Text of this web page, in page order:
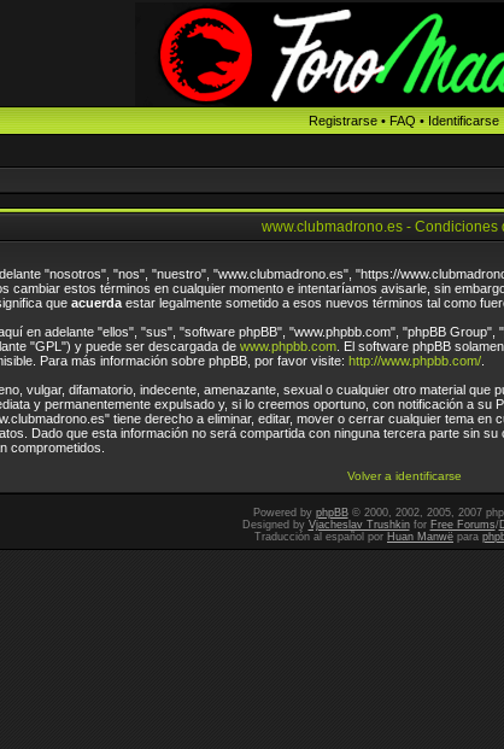
Registrarse•FAQ•Identificarse
www.clubmadrono.es - Condiciones
"nosotros", "nos", "nuestro", "www.clubmadrono.es", "https://
cambiar estos términos en cualquier momento e intentaríamos avisarle, sin
que acuerdaestar legalmente sometido a esos nuevos términos tal como
en adelante "ellos", "sus", "software phpBB", "www.phpbb.com", "phpBB
"GPL") y puede ser descargada de www.phpbb.com. El software phpBB
Para más información sobre phpBB, por favor visite: http://www.phpbb.com/.
vulgar, difamatorio, indecente, amenazante, sexual o cualquier otro material
y permanentemente expulsado y, si lo creemos oportuno, con notificación a
tiene derecho a eliminar, editar, mover o cerrar cualquier tema en
Dado que esta información no será compartida con ninguna tercera parte sin
comprometidos.
Volver a identificarse
Powered by phpBB© 2000, 2002, 2005, 2007
Designed by Vjacheslav Trushkinfor Free Forums/
Traducción al español por Huan Manwë para